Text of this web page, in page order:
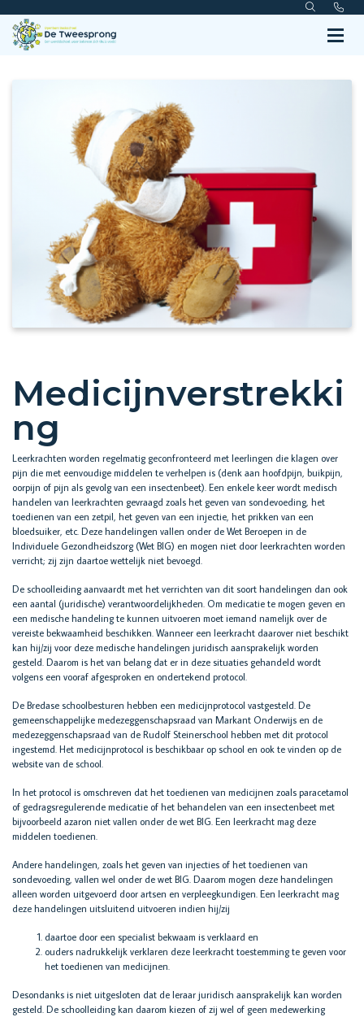
Medicijnverstrekki
ng
Leerkrachten worden regelmatig geconfronteerd met leerlingen die klagen over
pijn die met eenvoudige middelen te verhelpen is (denk aan hoofdpijn, buikpijn,
oorpijn of pijn als gevolg van een insectenbeet). Een enkele keer wordt medisch
handelen van leerkrachten gevraagd zoals het geven van sondevoeding, het
toedienen van een zetpil, het geven van een injectie, het prikken van een
bloedsuiker, etc. Deze handelingen vallen onder de Wet Beroepen in de
Individuele Gezondheidszorg (Wet BIG) en mogen niet door leerkrachten worden
verricht; zij zijn daartoe wettelijk niet bevoegd.
De schoolleiding aanvaardt met het verrichten van dit soort handelingen dan ook
een aantal (juridische) verantwoordelijkheden. Om medicatie te mogen geven en
een medische handeling te kunnen uitvoeren moet iemand namelijk over de
vereiste bekwaamheid beschikken. Wanneer een leerkracht daarover niet beschikt
kan hij/zij voor deze medische handelingen juridisch aansprakelijk worden
gesteld. Daarom is het van belang dat er in deze situaties gehandeld wordt
volgens een vooraf afgesproken en ondertekend protocol.
De Bredase schoolbesturen hebben een medicijnprotocol vastgesteld. De
gemeenschappelijke medezeggenschapsraad van Markant Onderwijs en de
medezeggenschapsraad van de Rudolf Steinerschool hebben met dit protocol
ingestemd. Het medicijnprotocol is beschikbaar op school en ook te vinden op de
website van de school.
In het protocol is omschreven dat het toedienen van medicijnen zoals paracetamol
of gedragsregulerende medicatie of het behandelen van een insectenbeet met
bijvoorbeeld azaron niet vallen onder de wet BIG. Een leerkracht mag deze
middelen toedienen.
Andere handelingen, zoals het geven van injecties of het toedienen van
sondevoeding, vallen wel onder de wet BIG. Daarom mogen deze handelingen
alleen worden uitgevoerd door artsen en verpleegkundigen. Een leerkracht mag
deze handelingen uitsluitend uitvoeren indien hij/zij
daartoe door een specialist bekwaam is verklaard en
ouders nadrukkelijk verklaren deze leerkracht toestemming te geven voor
het toedienen van medicijnen.
Desondanks is niet uitgesloten dat de leraar juridisch aansprakelijk kan worden
gesteld. De schoolleiding kan daarom kiezen of zij wel of geen medewerking